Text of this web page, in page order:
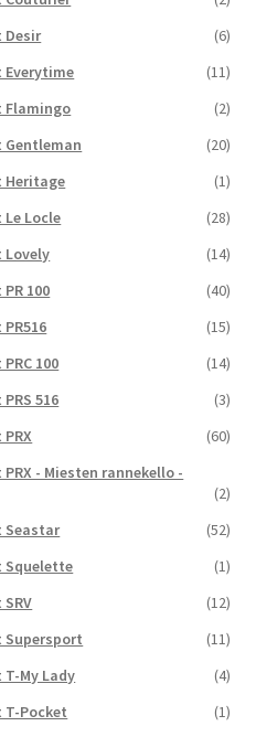
Desir
(6)
Everytime
(11)
Flamingo
(2)
(20)
Heritage
(1)
Locle
(28)
Lovely
(14)
100
(40)
(15)
100
(14)
516
(3)
(60)
- Miesten rannekello -
(2)
Seastar
(52)
Squelette
(1)
(12)
Supersport
(11)
My Lady
(4)
Pocket
(1)